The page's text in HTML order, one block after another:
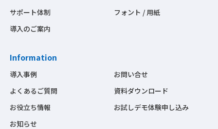
サポート体制
導入のご案内
フォント / 用紙
Information
導入事例
よくあるご質問
お役立ち情報
お知らせ
お問い合せ
資料ダウンロード
お試しデモ体験申し込み